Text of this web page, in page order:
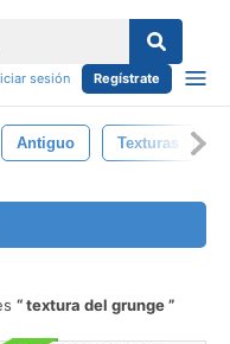
sesión Regístrate
Antiguo Texturas
textura del grunge